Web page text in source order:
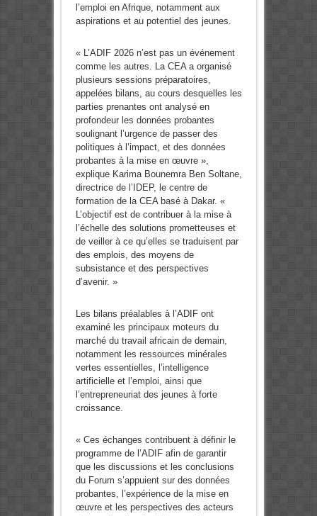
l’emploi en Afrique, notamment aux
aspirations et au potentiel des jeunes.
« L’ADIF 2026 n’est pas un événement
comme les autres. La CEA a organisé
plusieurs sessions préparatoires,
appelées bilans, au cours desquelles les
parties prenantes ont analysé en
profondeur les données probantes
soulignant l’urgence de passer des
politiques à l’impact, et des données
probantes à la mise en œuvre »,
explique Karima Bounemra Ben Soltane,
directrice de l’IDEP, le centre de
formation de la CEA basé à Dakar. «
L’objectif est de contribuer à la mise à
l’échelle des solutions prometteuses et
de veiller à ce qu’elles se traduisent par
des emplois, des moyens de
subsistance et des perspectives
d’avenir. »
Les bilans préalables à l’ADIF ont
examiné les principaux moteurs du
marché du travail africain de demain,
notamment les ressources minérales
vertes essentielles, l’intelligence
artificielle et l’emploi, ainsi que
l’entrepreneuriat des jeunes à forte
croissance.
« Ces échanges contribuent à définir le
programme de l’ADIF afin de garantir
que les discussions et les conclusions
du Forum s’appuient sur des données
probantes, l’expérience de la mise en
œuvre et les perspectives des acteurs